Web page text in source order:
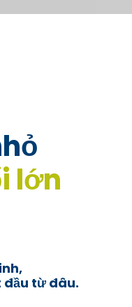
lớn
từ đâu.